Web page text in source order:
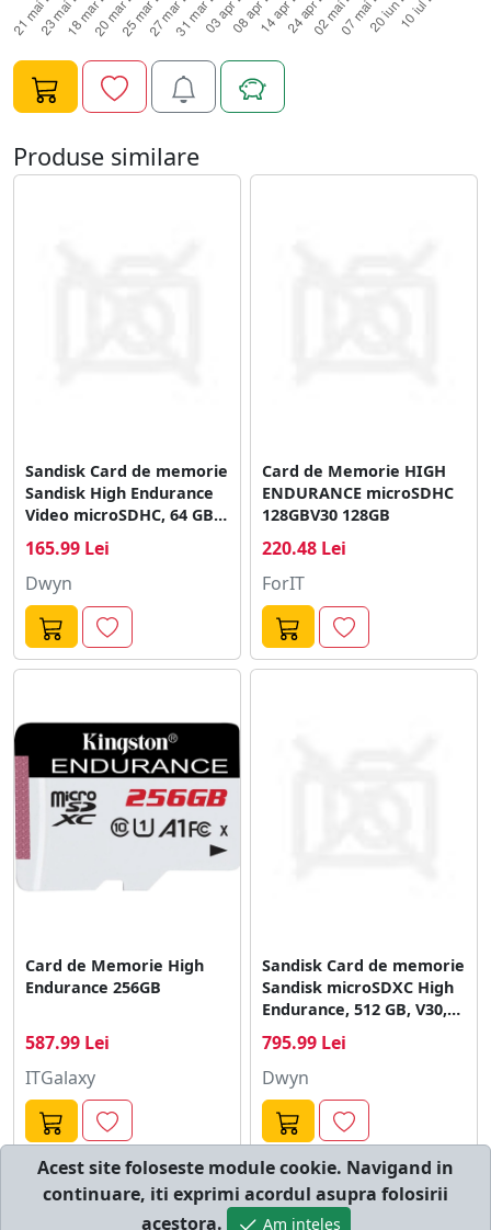
Produse similare
Sandisk Card de memorie
Sandisk High Endurance
Video microSDHC, 64 GB,
Clasa 10, U3, Adaptor
microSD
165.99 Lei
Dwyn
Card de Memorie HIGH
ENDURANCE microSDHC
128GBV30 128GB
220.48 Lei
ForIT
Card de Memorie High
Endurance 256GB
587.99 Lei
ITGalaxy
Sandisk Card de memorie
Sandisk microSDXC High
Endurance, 512 GB, V30,
U3
795.99 Lei
Dwyn
© cumperi.net | Catalog cumparaturi online
Acest site foloseste module cookie. Navigand in
continuare, iti exprimi acordul asupra folosirii
acestora.
Am inteles